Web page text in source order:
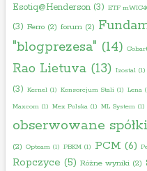
Esotiq@Henderson(3) ETF
(3) Ferro(2) forum(2)
"blogprezesa" (14)
Rao Lietuva(13) Izostal(1)
(3) Kernel(1) Konsorcjum Stali(1) Lena
Maxcom(1) Mex Polska(1) ML System(1)
obserwowane spółki
(2) Opteam(1) PBKM(1) PCM (6)
Ropczyce (5) Różne wyniki(2)